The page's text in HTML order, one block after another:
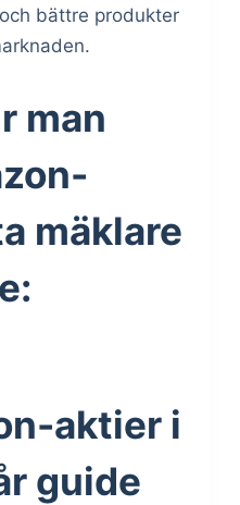
bättre produkter
man
mäklare
aktier i
guide